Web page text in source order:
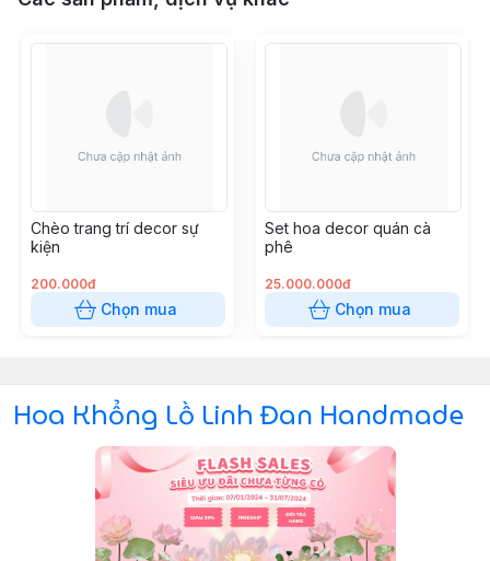
Chèo trang trí decor sự
kiện
200.000đ
Chọn mua
Set hoa decor quán cà
phê
25.000.000đ
Chọn mua
Hoa Khổng Lồ Linh Đan Handmade